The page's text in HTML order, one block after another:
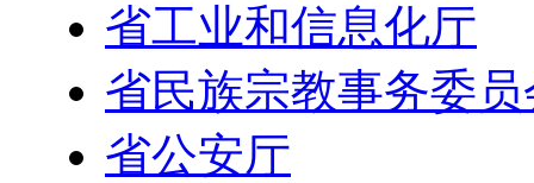
省工业和信息化厅
省民族宗教事务委员
省公安厅